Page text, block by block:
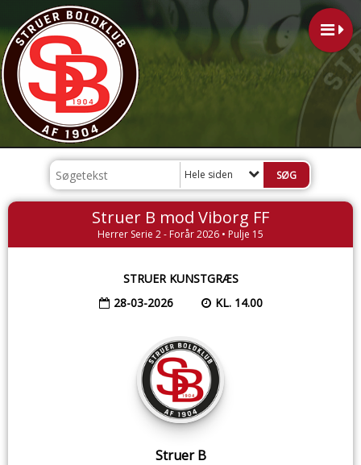
Hele siden
Struer B mod Viborg FF
Herrer Serie 2 - Forår 2026 • Pulje 15
STRUER KUNSTGRÆS
28-03-2026
KL. 14.00
Struer B